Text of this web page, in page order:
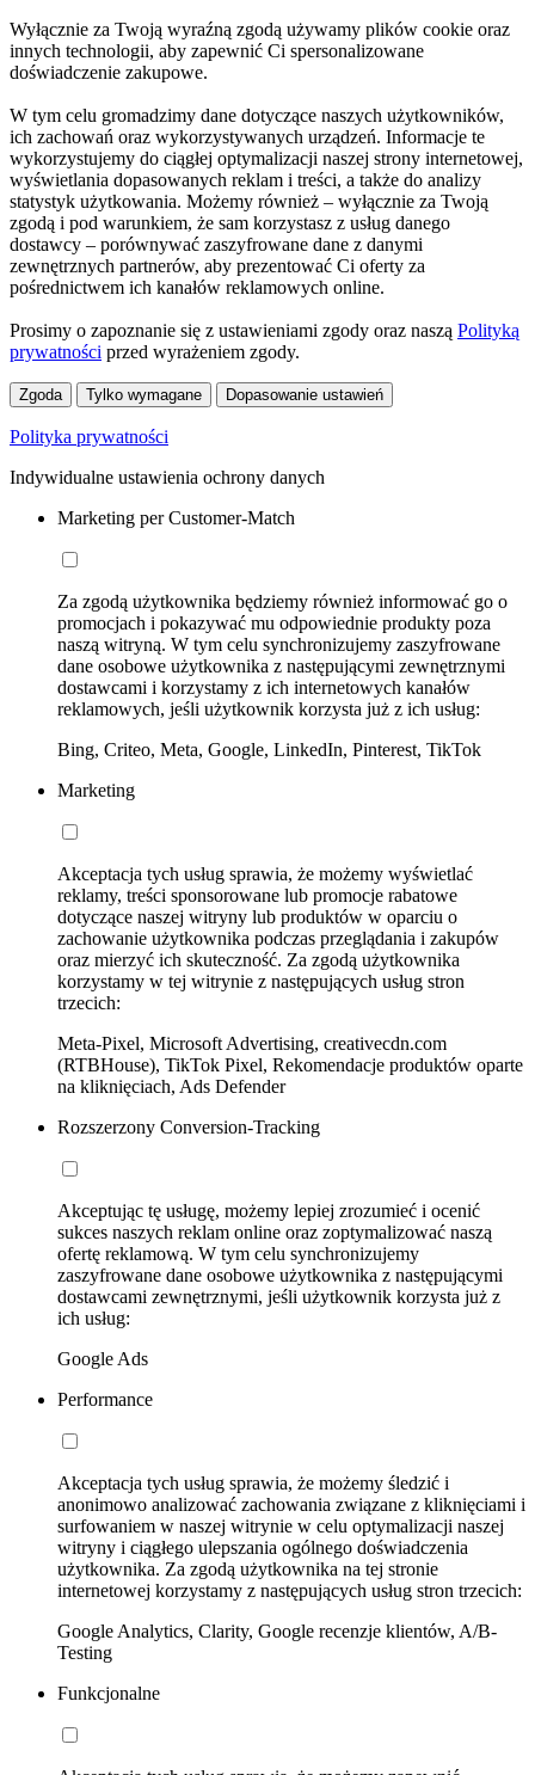
Wyłącznie za Twoją wyraźną zgodą używamy plików cookie oraz
innych technologii, aby zapewnić Ci spersonalizowane
doświadczenie zakupowe.
W tym celu gromadzimy dane dotyczące naszych użytkowników,
ich zachowań oraz wykorzystywanych urządzeń. Informacje te
wykorzystujemy do ciągłej optymalizacji naszej strony internetowej,
wyświetlania dopasowanych reklam i treści, a także do analizy
statystyk użytkowania. Możemy również – wyłącznie za Twoją
zgodą i pod warunkiem, że sam korzystasz z usług danego
dostawcy – porównywać zaszyfrowane dane z danymi
zewnętrznych partnerów, aby prezentować Ci oferty za
pośrednictwem ich kanałów reklamowych online.
Prosimy o zapoznanie się z ustawieniami zgody oraz naszą Polityką
prywatności przed wyrażeniem zgody.
Zgoda Tylko wymagane Dopasowanie ustawień
Polityka prywatności
Indywidualne ustawienia ochrony danych
Marketing per Customer-Match
Za zgodą użytkownika będziemy również informować go o
promocjach i pokazywać mu odpowiednie produkty poza
naszą witryną. W tym celu synchronizujemy zaszyfrowane
dane osobowe użytkownika z następującymi zewnętrznymi
dostawcami i korzystamy z ich internetowych kanałów
reklamowych, jeśli użytkownik korzysta już z ich usług:
Bing, Criteo, Meta, Google, LinkedIn, Pinterest, TikTok
Marketing
Akceptacja tych usług sprawia, że możemy wyświetlać
reklamy, treści sponsorowane lub promocje rabatowe
dotyczące naszej witryny lub produktów w oparciu o
zachowanie użytkownika podczas przeglądania i zakupów
oraz mierzyć ich skuteczność. Za zgodą użytkownika
korzystamy w tej witrynie z następujących usług stron
trzecich:
Meta-Pixel, Microsoft Advertising, creativecdn.com
(RTBHouse), TikTok Pixel, Rekomendacje produktów oparte
na kliknięciach, Ads Defender
Rozszerzony Conversion-Tracking
Akceptując tę usługę, możemy lepiej zrozumieć i ocenić
sukces naszych reklam online oraz zoptymalizować naszą
ofertę reklamową. W tym celu synchronizujemy
zaszyfrowane dane osobowe użytkownika z następującymi
dostawcami zewnętrznymi, jeśli użytkownik korzysta już z
ich usług:
Google Ads
Performance
Akceptacja tych usług sprawia, że możemy śledzić i
anonimowo analizować zachowania związane z kliknięciami i
surfowaniem w naszej witrynie w celu optymalizacji naszej
witryny i ciągłego ulepszania ogólnego doświadczenia
użytkownika. Za zgodą użytkownika na tej stronie
internetowej korzystamy z następujących usług stron trzecich:
Google Analytics, Clarity, Google recenzje klientów, A/B-
Testing
Funkcjonalne